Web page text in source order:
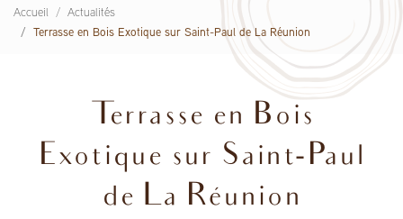
Accueil
Actualités
Terrasse en Bois Exotique sur Saint-Paul de La Réunion
Terrasse en Bois
Exotique sur Saint-Paul
de La Réunion